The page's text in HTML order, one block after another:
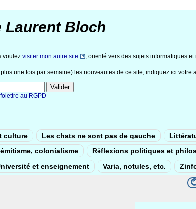
Laurent Bloch
voulez visiter mon autre site , orienté vers des sujets informatiques
une fois par semaine) les nouveautés de ce site, indiquez ici votre
au RGPD
culture Les chats ne sont pas de gauche
colonialisme
Réflexions politiques et
et enseignement Varia, notules, etc.